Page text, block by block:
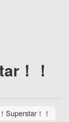
！！
Superstar！！